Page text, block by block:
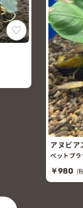
アヌビア
ペットプ
￥980 (